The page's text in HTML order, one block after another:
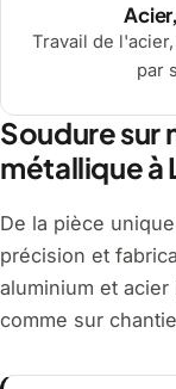
Travail de
par
Soudure sur
métallique à
De la pièce
précision et
aluminium et
comme sur